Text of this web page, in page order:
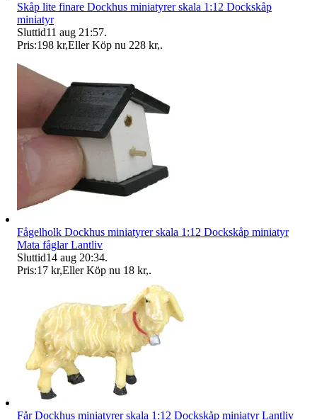
Skåp lite finare Dockhus miniatyrer skala 1:12 Dockskåp
miniatyr
Sluttid11 aug 21:57.
Pris:198 kr,Eller Köp nu 228 kr,.
Fågelholk Dockhus miniatyrer skala 1:12 Dockskåp miniatyr
Mata fåglar Lantliv
Sluttid14 aug 20:34.
Pris:17 kr,Eller Köp nu 18 kr,.
Får Dockhus miniatyrer skala 1:12 Dockskåp miniatyr Lantliv